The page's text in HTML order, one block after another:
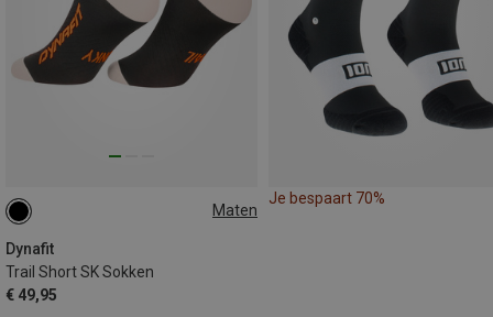
Maten
Dynafit
Trail Short SK Sokken
€ 49,95
35|36|37|38
43|44|45|46
Je bespaart 70%